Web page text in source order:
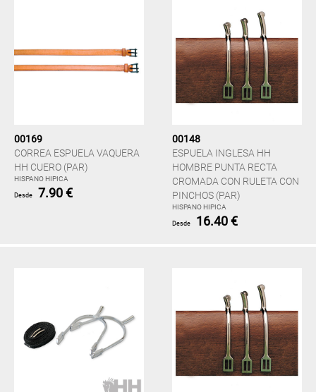
00169
CORREA ESPUELA VAQUERA
HH CUERO (PAR)
HISPANO HIPICA
Desde 7.90 €
00148
ESPUELA INGLESA HH
HOMBRE PUNTA RECTA
CROMADA CON RULETA CON
PINCHOS (PAR)
HISPANO HIPICA
Desde 16.40 €